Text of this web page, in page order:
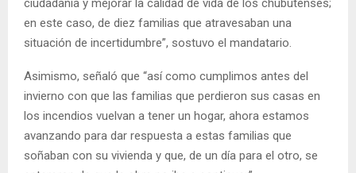
ciudadanía y mejorar la calidad de vida de los chubutenses;
en este caso, de diez familias que atravesaban una
situación de incertidumbre”, sostuvo el mandatario.
Asimismo, señaló que “así como cumplimos antes del
invierno con que las familias que perdieron sus casas en
los incendios vuelvan a tener un hogar, ahora estamos
avanzando para dar respuesta a estas familias que
soñaban con su vivienda y que, de un día para el otro, se